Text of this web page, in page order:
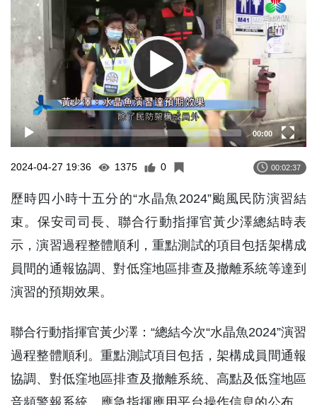
Player
00:00
2024-04-27 19:36 1375 0 00:02:37
歷時四小時十五分的“水晶魚2024”颱風民防演習結
束。保安司司長、聯合行動指揮官黃少澤總結時表
示，演習過程整體順利，重點測試的項目包括架構成
員間的通報協調、對低窪地區排查及撤離系統等達到
演習的預期效果。
聯合行動指揮官黃少澤：“總結今次“水晶魚2024”演習
過程整體順利。重點測試項目包括，架構成員間通報
協調、對低窪地區排查及撤離系統、高點及低窪地區